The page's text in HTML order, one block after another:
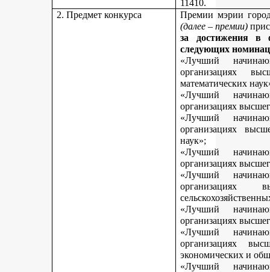
11410.
2. Предмет конкурса
Премии мэрии
(далее – премии)
за достижения в
следующих
«Лучший
организациях
математических
«Лучший
организациях
«Лучший
организациях
наук»;
«Лучший
организациях
«Лучший
организациях
«Лучший
организациях
«Лучший
организациях
экономических и
«Лучший